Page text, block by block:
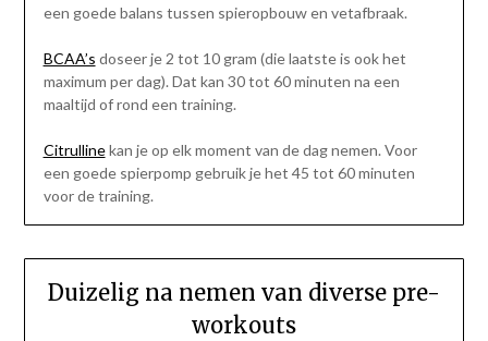
een goede balans tussen spieropbouw en vetafbraak.
BCAA’s doseer je 2 tot 10 gram (die laatste is ook het
maximum per dag). Dat kan 30 tot 60 minuten na een
maaltijd of rond een training.
Citrullinekan je op elk moment van de dag nemen. Voor
een goede spierpomp gebruik je het 45 tot 60 minuten
voor de training.
Duizelig na nemen van diverse pre-
workouts